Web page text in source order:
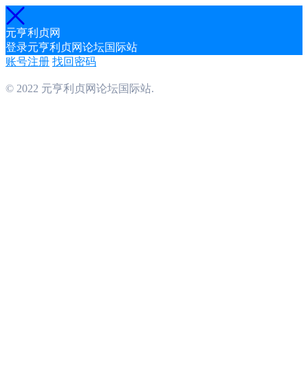
元亨利贞网
登录元亨利贞网论坛国际站
账号注册 找回密码
© 2022 元亨利贞网论坛国际站.